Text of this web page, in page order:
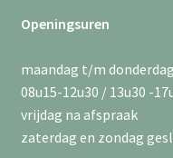
Openingsuren
maandag t/m donderdag
08u15-12u30 / 13u30 -
vrijdag na afspraak
zaterdag en zondag